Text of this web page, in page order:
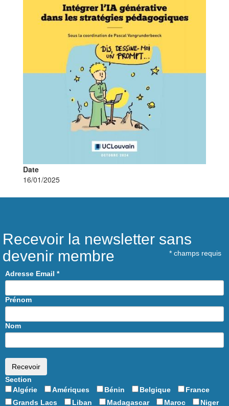
Date
16/01/2025
Recevoir la newsletter sans
devenir membre
* champs requis
Adresse Email *
Prénom
Nom
Section
Algérie
Amériques Bénin Belgique
France
Grands Lacs
Liban Madagascar Maroc Niger